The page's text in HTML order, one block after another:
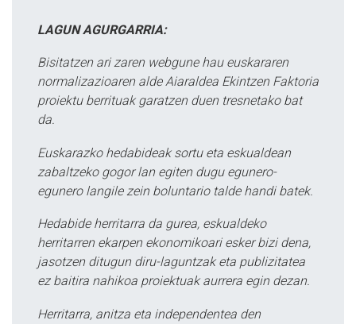
LAGUN AGURGARRIA:
Bisitatzen ari zaren webgune hau euskararen
normalizazioaren alde Aiaraldea Ekintzen Faktoria
proiektu berrituak garatzen duen tresnetako bat
da.
Euskarazko hedabideak sortu eta eskualdean
zabaltzeko gogor lan egiten dugu egunero-
egunero langile zein boluntario talde handi batek.
Hedabide herritarra da gurea, eskualdeko
herritarren ekarpen ekonomikoari esker bizi dena,
jasotzen ditugun diru-laguntzak eta publizitatea
ez baitira nahikoa proiektuak aurrera egin dezan.
Herritarra, anitza eta independentea den